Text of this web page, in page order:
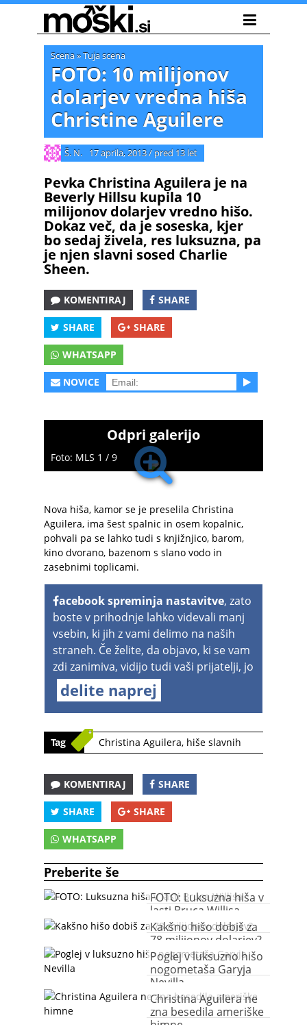
Scena»Tuja scena
FOTO: 10 milijonov
dolarjev vredna hiša
Christine Aguilere
Š. N. 17 aprila, 2013/ pred 13 let
Pevka Christina Aguilera je na
Beverly Hillsu kupila 10
milijonov dolarjev vredno hišo.
Dokaz več, da je soseska, kjer
bo sedaj živela, res luksuzna, pa
je njen slavni sosed Charlie
Sheen.
KOMENTIRAJ SHARE
SHARE SHARE
WHATSAPP
NOVICE
Odpri galerijo
Foto: MLS 1 / 9
Nova hiša, kamor se je preselila Christina
Aguilera, ima šest spalnic in osem kopalnic,
pohvali pa se lahko tudi s knjižnjico, barom,
kino dvorano, bazenom s slano vodo in
zasebnimi toplicami.
acebook spreminja nastavitve, zato
boste v prihodnje lahko videvali manj
vsebin, ki jih z vami delimo na naših
straneh. Če želite, da objavo, ki se vam
zdi zanimiva, vidijo tudi vaši prijatelji, jo
delite naprej
Tag Christina Aguilera, hiše slavnih
KOMENTIRAJ SHARE
SHARE SHARE
WHATSAPP
Preberite še
FOTO: Luksuzna hiša v
lasti Bruca Willisa
Kakšno hišo dobiš za
78 milijonov dolarjev?
Poglej v luksuzno hišo
nogometaša Garyja
Nevilla
Christina Aguilera ne
zna besedila ameriške
himne